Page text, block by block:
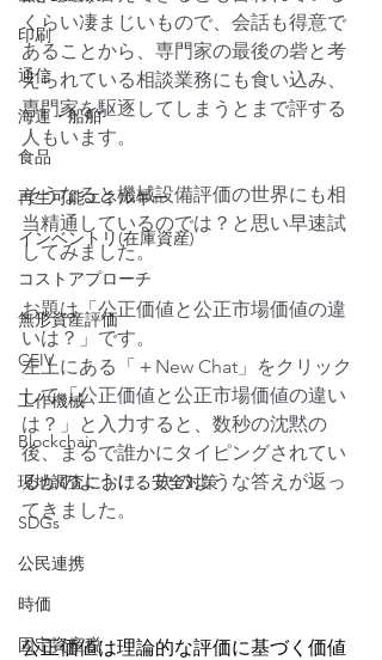
印刷
通信
海運・船舶
食品
再生可能エネルギー
インベントリ(在庫資産)
コストアプローチ
無形資産評価
CEIV
工作機械
Blockchain
現地調査における安全対策
SDGs
公民連携
時価
固定資産税
くらい凄まじいもので、会話も得意で
あることから、専門家の最後の砦と考
えられている相談業務にも食い込み、
専門家を駆逐してしまうとまで評する
人もいます。
そうなると機械設備評価の世界にも相
当精通しているのでは？と思い早速試
してみました。
お題は「公正価値と公正市場価値の違
いは？」です。
左上にある「＋New Chat」をクリック
して「公正価値と公正市場価値の違い
は？」と入力すると、数秒の沈黙の
後、まるで誰かにタイピングされてい
るかのように、次のような答えが返っ
てきました。
公正価値は理論的な評価に基づく価値